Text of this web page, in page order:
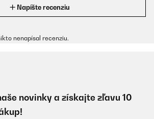
Napíšte recenziu
nenapísal recenziu.
novinky a získajte zľavu 10